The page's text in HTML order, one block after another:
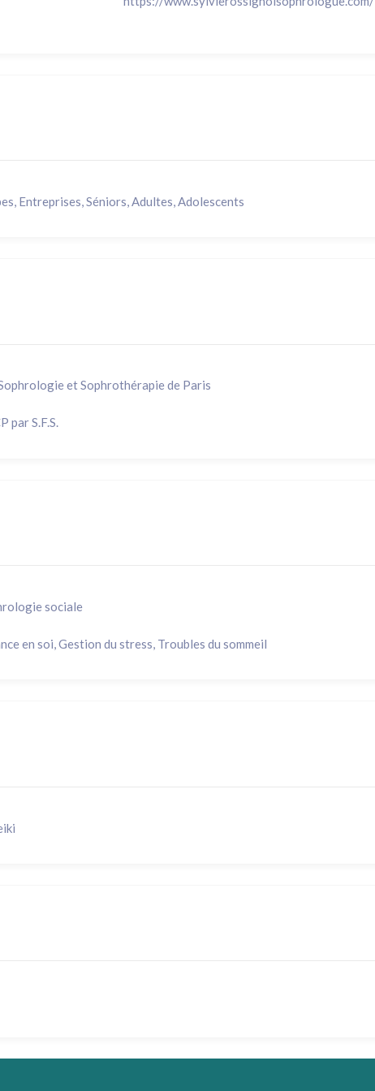
Entreprises, Séniors, Adultes, Adolescents
et Sophrothérapie de Paris
par S.F.S.
sociale
en soi, Gestion du stress, Troubles du sommeil